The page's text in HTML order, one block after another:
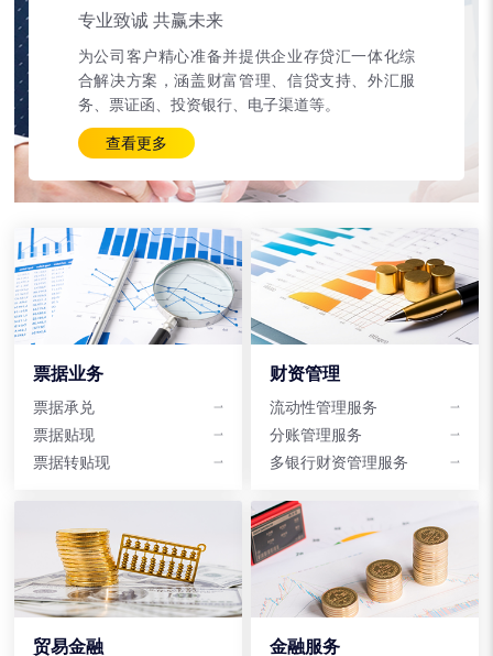
专业致诚 共赢未来
为公司客户精心准备并提供企业存贷汇一体化综
合解决方案，涵盖财富管理、信贷支持、外汇服
务、票证函、投资银行、电子渠道等。
查看更多
票据业务
票据承兑
票据贴现
票据转贴现
财资管理
流动性管理服务
分账管理服务
多银行财资管理服务
贸易金融 金融服务